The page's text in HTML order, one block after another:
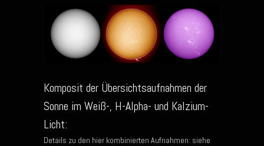
Komposit der Übersichtsaufnahmen der
Sonne im Weiß-, H-Alpha- und Kalzium-
Licht:
Details zu den hier kombinierten Aufnahmen: siehe